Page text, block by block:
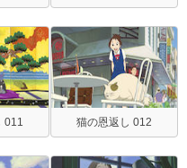
011 猫の恩返し 012